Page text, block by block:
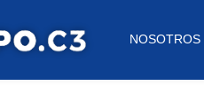
NOSOTROS